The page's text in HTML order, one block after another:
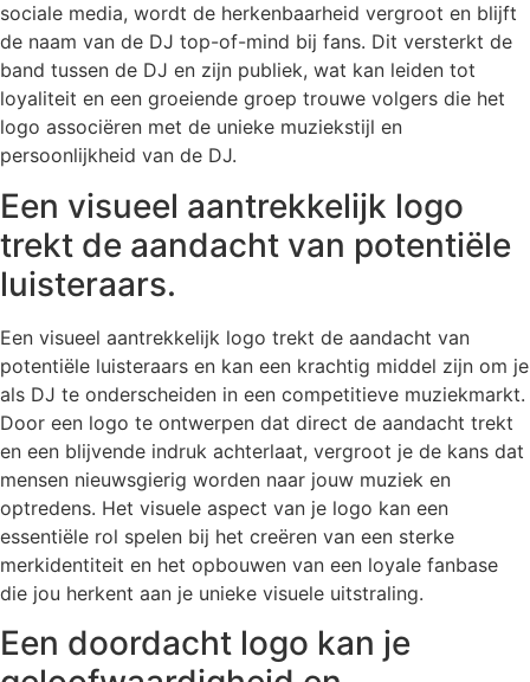
sociale media, wordt de herkenbaarheid vergroot en blijft
de naam van de DJ top-of-mind bij fans. Dit versterkt de
band tussen de DJ en zijn publiek, wat kan leiden tot
loyaliteit en een groeiende groep trouwe volgers die het
logo associëren met de unieke muziekstijl en
persoonlijkheid van de DJ.
Een visueel aantrekkelijk logo
trekt de aandacht van potentiële
luisteraars.
Een visueel aantrekkelijk logo trekt de aandacht van
potentiële luisteraars en kan een krachtig middel zijn om je
als DJ te onderscheiden in een competitieve muziekmarkt.
Door een logo te ontwerpen dat direct de aandacht trekt
en een blijvende indruk achterlaat, vergroot je de kans dat
mensen nieuwsgierig worden naar jouw muziek en
optredens. Het visuele aspect van je logo kan een
essentiële rol spelen bij het creëren van een sterke
merkidentiteit en het opbouwen van een loyale fanbase
die jou herkent aan je unieke visuele uitstraling.
Een doordacht logo kan je